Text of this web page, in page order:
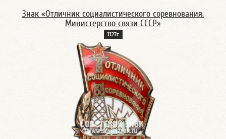
Знак «Отличник социалистического соревнования.
Министерство связи СССР»
1127г